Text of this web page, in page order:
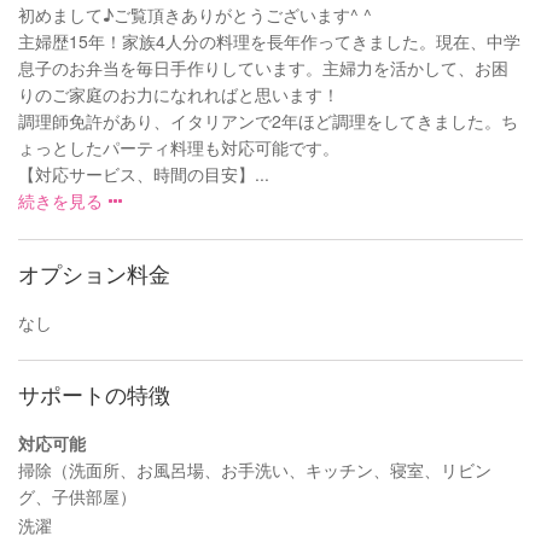
初めまして♪ご覧頂きありがとうございます^ ^
主婦歴15年！家族4人分の料理を長年作ってきました。現在、中学
息子のお弁当を毎日手作りしています。主婦力を活かして、お困
りのご家庭のお力になれればと思います！
調理師免許があり、イタリアンで2年ほど調理をしてきました。ち
ょっとしたパーティ料理も対応可能です。
【対応サービス、時間の目安】...
続きを見る
オプション料金
なし
サポートの特徴
対応可能
掃除（洗面所、お風呂場、お手洗い、キッチン、寝室、リビン
グ、子供部屋）
洗濯